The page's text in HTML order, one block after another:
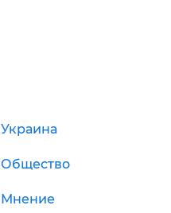
Украина
Общество
Мнение